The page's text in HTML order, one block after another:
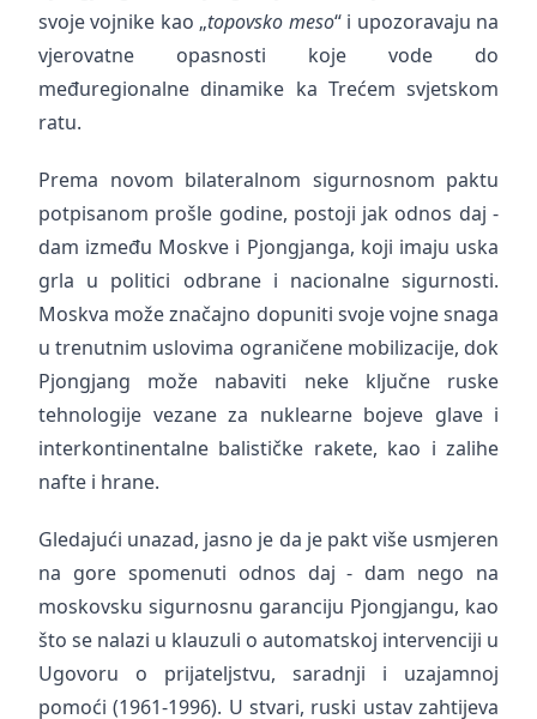
svoje vojnike kao „topovsko meso“ i upozoravaju na
vjerovatne opasnosti koje vode do
međuregionalne dinamike ka Trećem svjetskom
ratu.
Prema novom bilateralnom sigurnosnom paktu
potpisanom prošle godine, postoji jak odnos daj -
dam između Moskve i Pjongjanga, koji imaju uska
grla u politici odbrane i nacionalne sigurnosti.
Moskva može značajno dopuniti svoje vojne snaga
u trenutnim uslovima ograničene mobilizacije, dok
Pjongjang može nabaviti neke ključne ruske
tehnologije vezane za nuklearne bojeve glave i
interkontinentalne balističke rakete, kao i zalihe
nafte i hrane.
Gledajući unazad, jasno je da je pakt više usmjeren
na gore spomenuti odnos daj - dam nego na
moskovsku sigurnosnu garanciju Pjongjangu, kao
što se nalazi u klauzuli o automatskoj intervenciji u
Ugovoru o prijateljstvu, saradnji i uzajamnoj
pomoći (1961-1996). U stvari, ruski ustav zahtijeva